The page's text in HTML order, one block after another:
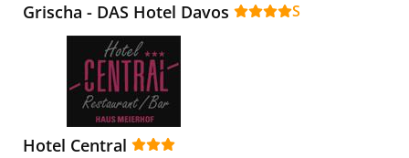
Grischa - DAS Hotel Davos S
Hotel Central